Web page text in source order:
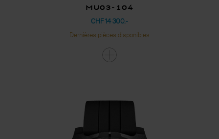
MU03-104
CHF 14 300.-
Dernières pièces disponibles